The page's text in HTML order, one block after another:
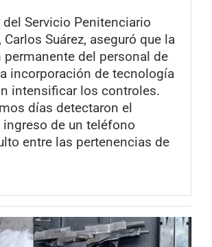
Servicio Penitenciario
Suárez, aseguró que la
del personal de
incorporación de tecnología
intensificar los controles.
días detectaron el
de un teléfono
entre las pertenencias de